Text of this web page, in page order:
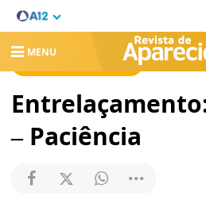
MENU
REVISTA DE APARECIDA
– Paciência